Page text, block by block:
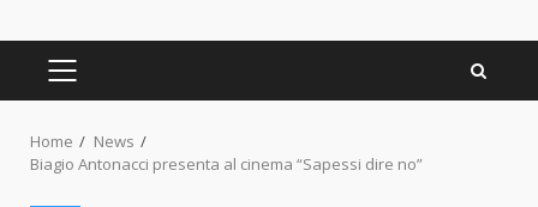
PRIMARY
Home
News
Biagio Antonacci presenta al cinema “Sapessi dire no”